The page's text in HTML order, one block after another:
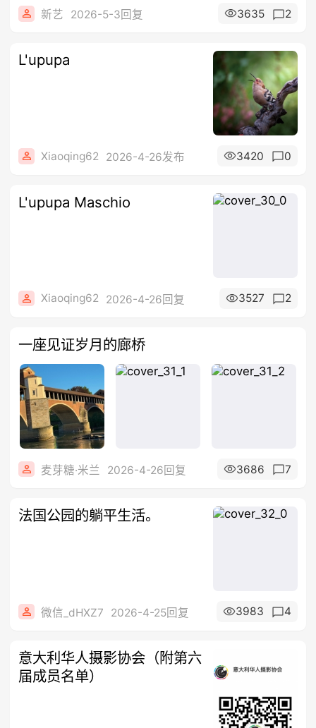
新艺 2026-5-3回复 3635 2
L'upupa
Xiaoqing62 2026-4-26发布 3420 0
L'upupa Maschio
Xiaoqing62 2026-4-26回复 3527 2
一座见证岁月的廊桥
麦芽糖·米兰 2026-4-26回复 3686 7
法国公园的躺平生活。
微信_dHXZ7 2026-4-25回复 3983 4
意大利华人摄影协会（附第六
届成员名单）